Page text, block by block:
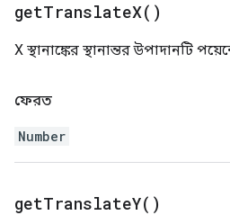
getTranslateX( )
X স্থানাঙ্কের স্থানান্তর উপাদানটি
ফেরত
Number
getTranslateY( )